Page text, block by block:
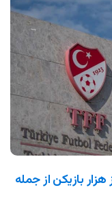
بازیکن از جمله